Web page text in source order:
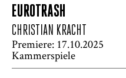
EUROTRASH
CHRISTIAN KRACHT
Premiere: 17.10.2025
Kammerspiele